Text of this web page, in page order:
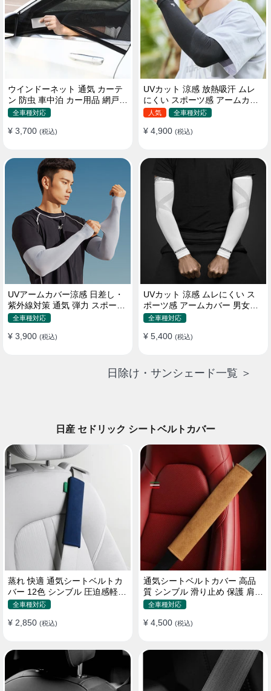
ウインドーネット 通気 カーテ
ン 防虫 車中泊 カー用品 網戸
取付簡単
全車種対応
¥ 3,700 (税込)
UVカット 涼感 放熱吸汗 ムレ
にくい スポーツ感 アームカバ
ー 男女汎用
人気 全車種対応
¥ 4,900 (税込)
UVアームカバー涼感 日差し・
紫外線対策 通気 弾力 スポーツ
感 メンズ
全車種対応
¥ 3,900 (税込)
UVカット 涼感 ムレにくい ス
ポーツ感 アームカバー 男女汎
用 xs-xxl
全車種対応
¥ 5,400 (税込)
日除け・サンシェード一覧 ＞
日産 セドリック シートベルトカバー
蒸れ 快適 通気シートベルトカ
バー 12色 シンブル 圧迫感軽減
保護 肩当てパッド
全車種対応
¥ 2,850 (税込)
通気シートベルトカバー 高品
質 シンブル 滑り止め 保護 肩当
てパッド 圧迫感軽減
全車種対応
¥ 4,500 (税込)